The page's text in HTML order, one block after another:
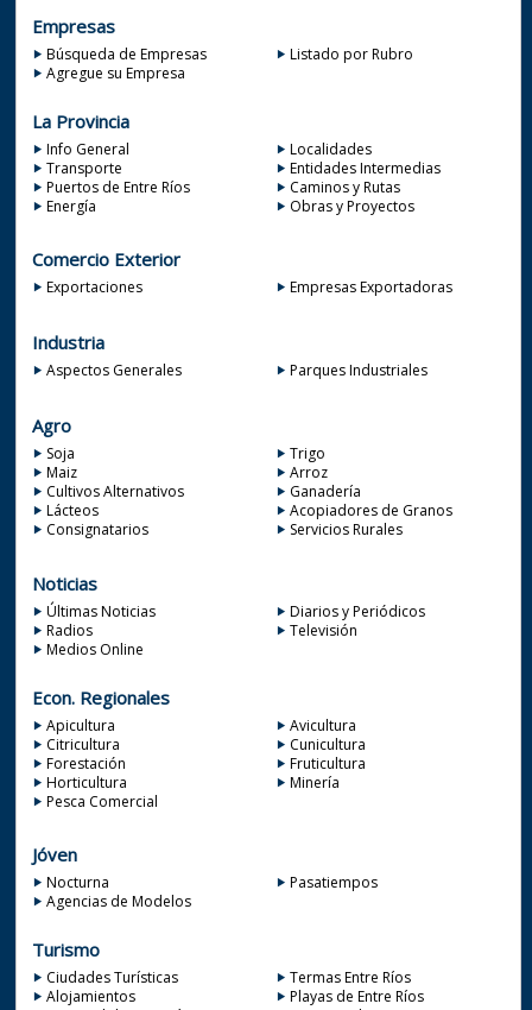
Empresas
Búsqueda de Empresas
Listado por Rubro
Agregue su Empresa
La Provincia
Info General
Localidades
Transporte
Entidades Intermedias
Puertos de Entre Ríos
Caminos y Rutas
Energía
Obras y Proyectos
Comercio Exterior
Exportaciones Empresas Exportadoras
Industria
Aspectos Generales Parques Industriales
Agro
Soja
Trigo
Maiz
Arroz
Cultivos Alternativos
Ganadería
Lácteos
Acopiadores de Granos
Consignatarios
Servicios Rurales
Noticias
Últimas Noticias
Diarios y Periódicos
Radios
Televisión
Medios Online
Econ. Regionales
Apicultura
Avicultura
Citricultura
Cunicultura
Forestación
Fruticultura
Horticultura
Minería
Pesca Comercial
Jóven
Nocturna
Pasatiempos
Agencias de Modelos
Turismo
Ciudades Turísticas
Termas Entre Ríos
Alojamientos
Playas de Entre Ríos